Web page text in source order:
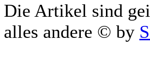
Die Artikel sind
alles andere © by